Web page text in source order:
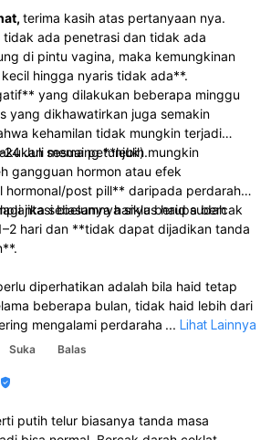
terima kasih atas pertanyaan nya.
ada penetrasi dan tidak ada
di pintu vagina, maka kemungkinan
hingga nyaris tidak ada**.
yang dilakukan beberapa minggu
yang dikhawatirkan juga semakin
kehamilan tidak mungkin terjadi
sesuai petunjuk).
Juli memang **lebih mungkin
gangguan hormon atau efek
hormonal/post pill** daripada perdarahan
jika sebelumnya siklus haid sudah
biasanya hanya berupa bercak
hari dan **tidak dapat dijadikan tanda
diperhatikan adalah bila haid tetap
beberapa bulan, tidak haid lebih dari
mengalami perdarahan di luar siklus,
ke dokter kandungan agar dapat
atau penyebab lainnya.
... Lihat Lainnya
Suka Balas
putih telur biasanya tanda masa